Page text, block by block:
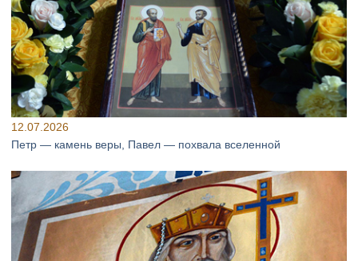
12.07.2026
Петр — камень веры, Павел — похвала вселенной